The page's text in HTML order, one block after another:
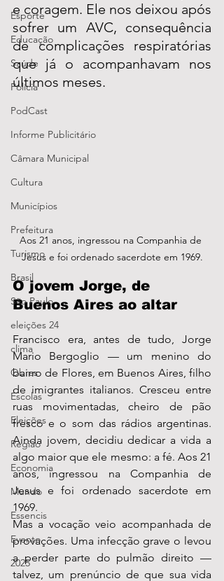
Esporte
Educação
Saúde
Polícia
PodCast
Informe Publicitário
Câmara Municipal
Cultura
Municípios
Prefeitura
Turismo
Brasil
São Paulo
eleições 24
clima
Obras
Escolas
Eleições
Região
Economia
Mundo
Essencis
Evento
2025
e coragem. Ele nos deixou após
sofrer um AVC, consequência
de complicações respiratórias
que já o acompanhavam nos
últimos meses.
Aos 21 anos, ingressou na Companhia de
Jesus e foi ordenado sacerdote em 1969.
O jovem Jorge, de
Buenos Aires ao altar
Francisco era, antes de tudo, Jorge
Mario Bergoglio — um menino do
bairro de Flores, em Buenos Aires, filho
de imigrantes italianos. Cresceu entre
ruas movimentadas, cheiro de pão
fresco e o som das rádios argentinas.
Ainda jovem, decidiu dedicar a vida a
algo maior que ele mesmo: a fé. Aos 21
anos, ingressou na Companhia de
Jesus e foi ordenado sacerdote em
1969.
Mas a vocação veio acompanhada de
provações. Uma infecção grave o levou
a perder parte do pulmão direito —
talvez, um prenúncio de que sua vida